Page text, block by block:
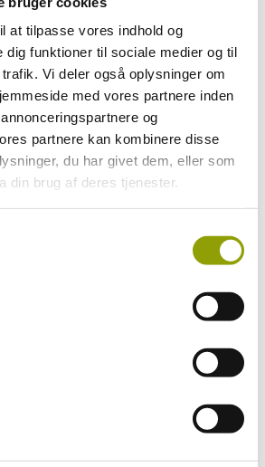
at tilpasse vores indhold og
dig funktioner til sociale medier og til
Vi deler også oplysninger om
med vores partnere inden
og
partnere kan kombinere disse
du har givet dem, eller som
din brug af deres tjenester.